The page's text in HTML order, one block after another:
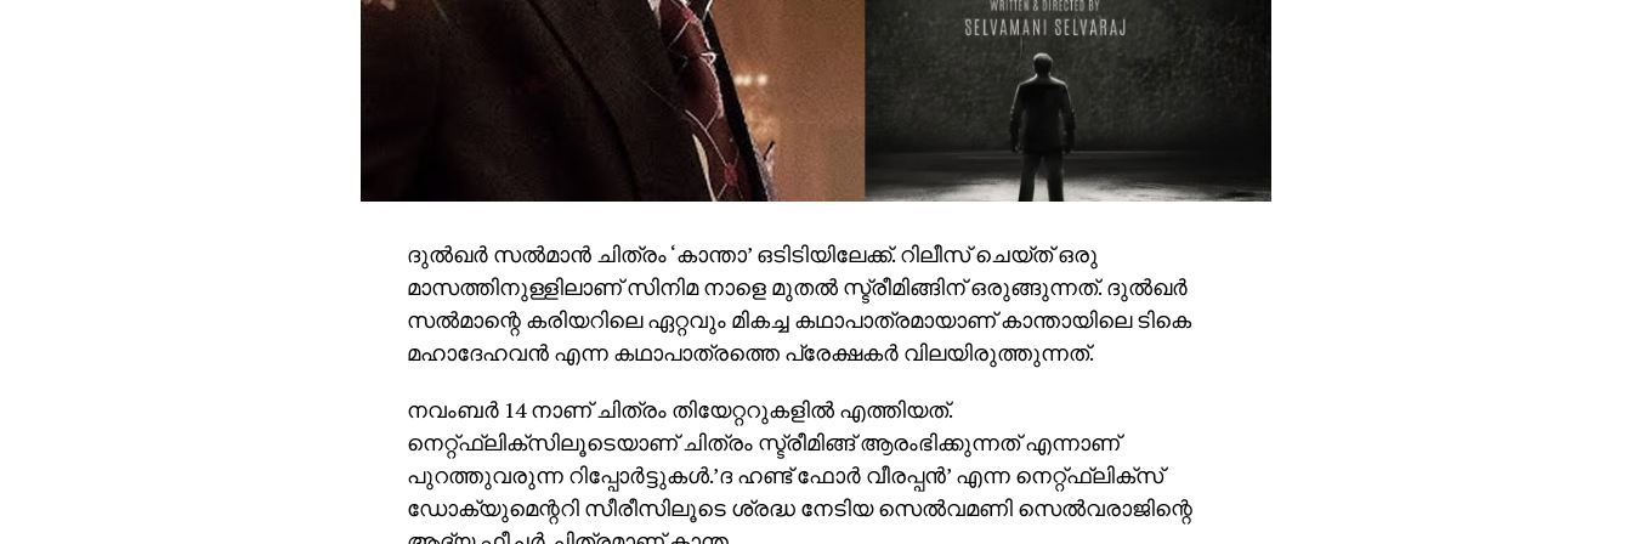
ദുല്‍ഖര്‍ സല്‍മാന്‍ ചിത്രം ‘കാന്താ’ ഒടിടിയിലേക്ക്. റിലീസ് ചെയ്ത് ഒരു
മാസത്തിനുള്ളിലാണ് സിനിമ നാളെ മുതല്‍ സ്ട്രീമിങ്ങിന് ഒരുങ്ങുന്നത്. ദുല്‍ഖര്‍
സല്‍മാന്റെ കരിയറിലെ ഏറ്റവും മികച്ച കഥാപാത്രമായാണ് കാന്തായിലെ ടികെ
മഹാദേഹവന്‍ എന്ന കഥാപാത്രത്തെ പ്രേക്ഷകര്‍ വിലയിരുത്തുന്നത്.
നവംബര്‍ 14 നാണ് ചിത്രം തിയേറ്ററുകളില്‍ എത്തിയത്.
നെറ്റ്ഫ്‌ലിക്‌സിലൂടെയാണ് ചിത്രം സ്ട്രീമിങ്ങ് ആരംഭിക്കുന്നത് എന്നാണ്
പുറത്തുവരുന്ന റിപ്പോര്‍ട്ടുകള്‍.’ദ ഹണ്ട് ഫോര്‍ വീരപ്പന്‍’ എന്ന നെറ്റ്ഫ്‌ലിക്‌സ്
ഡോക്യുമെന്ററി സീരീസിലൂടെ ശ്രദ്ധ നേടിയ സെല്‍വമണി സെല്‍വരാജിന്റെ